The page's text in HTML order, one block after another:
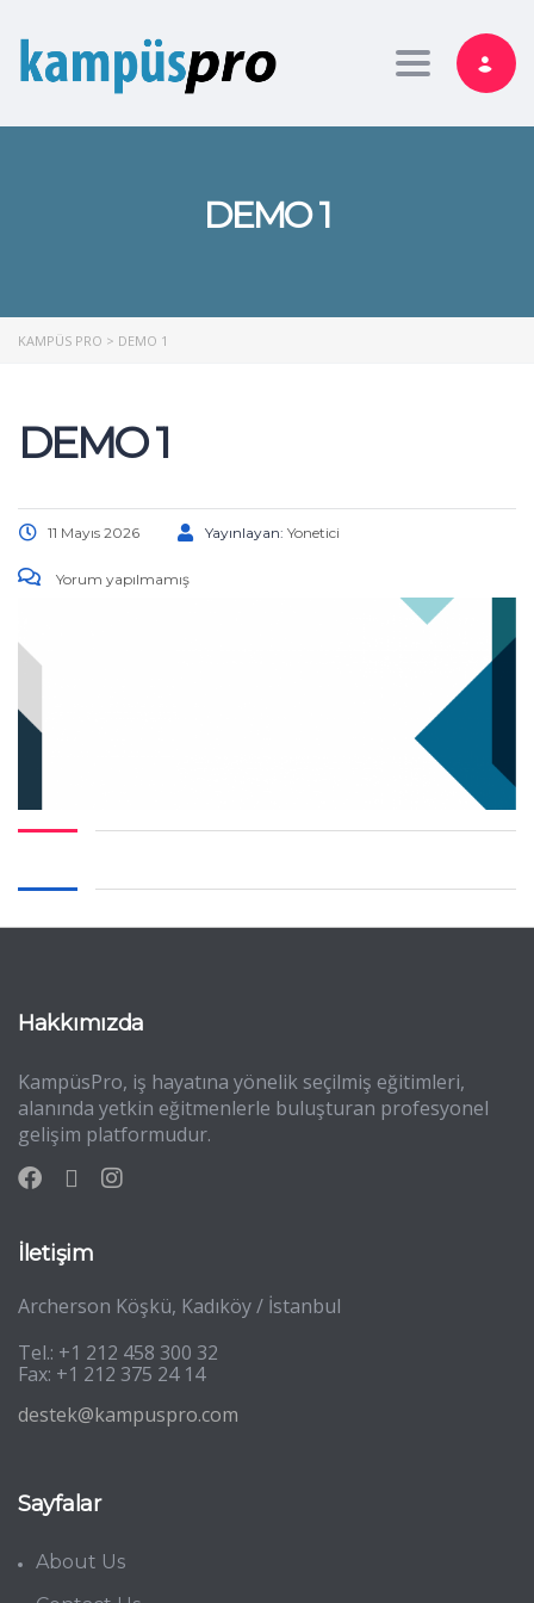
Toggle
DEMO 1
KAMPÜS PRO > DEMO 1
DEMO 1
11 Mayıs 2026 Yayınlayan: Yonetici
Yorum yapılmamış
Hakkımızda
KampüsPro, iş hayatına yönelik seçilmiş eğitimleri,
alanında yetkin eğitmenlerle buluşturan profesyonel
gelişim platformudur.
İletişim
Archerson Köşkü, Kadıköy / İstanbul
Tel.: +1 212 458 300 32
Fax: +1 212 375 24 14
destek@kampuspro.com
Sayfalar
About Us